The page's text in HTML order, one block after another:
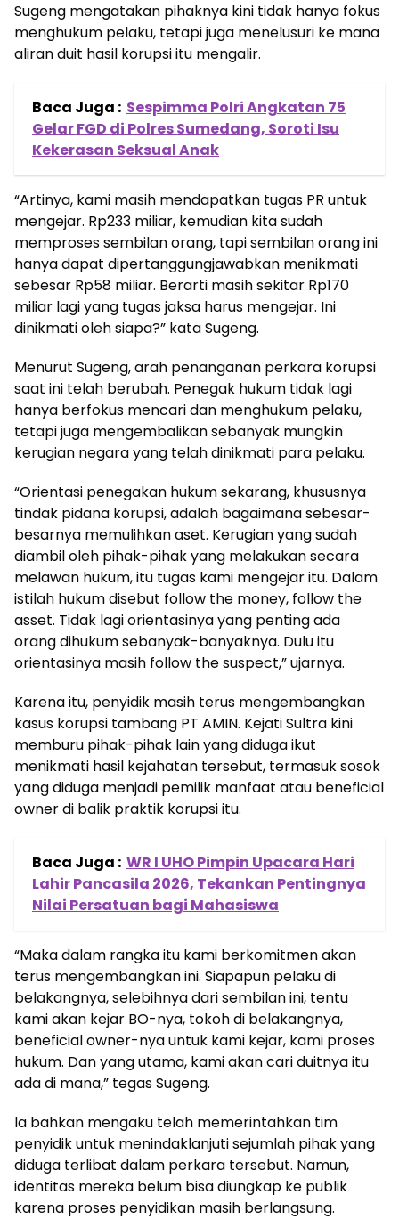
Sugeng mengatakan pihaknya kini tidak hanya fokus
menghukum pelaku, tetapi juga menelusuri ke mana
aliran duit hasil korupsi itu mengalir.
Baca Juga : Sespimma Polri Angkatan 75
Gelar FGD di Polres Sumedang, Soroti Isu
Kekerasan Seksual Anak
“Artinya, kami masih mendapatkan tugas PR untuk
mengejar. Rp233 miliar, kemudian kita sudah
memproses sembilan orang, tapi sembilan orang ini
hanya dapat dipertanggungjawabkan menikmati
sebesar Rp58 miliar. Berarti masih sekitar Rp170
miliar lagi yang tugas jaksa harus mengejar. Ini
dinikmati oleh siapa?” kata Sugeng.
Menurut Sugeng, arah penanganan perkara korupsi
saat ini telah berubah. Penegak hukum tidak lagi
hanya berfokus mencari dan menghukum pelaku,
tetapi juga mengembalikan sebanyak mungkin
kerugian negara yang telah dinikmati para pelaku.
“Orientasi penegakan hukum sekarang, khususnya
tindak pidana korupsi, adalah bagaimana sebesar-
besarnya memulihkan aset. Kerugian yang sudah
diambil oleh pihak-pihak yang melakukan secara
melawan hukum, itu tugas kami mengejar itu. Dalam
istilah hukum disebut follow the money, follow the
asset. Tidak lagi orientasinya yang penting ada
orang dihukum sebanyak-banyaknya. Dulu itu
orientasinya masih follow the suspect,” ujarnya.
Karena itu, penyidik masih terus mengembangkan
kasus korupsi tambang PT AMIN. Kejati Sultra kini
memburu pihak-pihak lain yang diduga ikut
menikmati hasil kejahatan tersebut, termasuk sosok
yang diduga menjadi pemilik manfaat atau beneficial
owner di balik praktik korupsi itu.
Baca Juga : WR I UHO Pimpin Upacara Hari
Lahir Pancasila 2026, Tekankan Pentingnya
Nilai Persatuan bagi Mahasiswa
“Maka dalam rangka itu kami berkomitmen akan
terus mengembangkan ini. Siapapun pelaku di
belakangnya, selebihnya dari sembilan ini, tentu
kami akan kejar BO-nya, tokoh di belakangnya,
beneficial owner-nya untuk kami kejar, kami proses
hukum. Dan yang utama, kami akan cari duitnya itu
ada di mana,” tegas Sugeng.
Ia bahkan mengaku telah memerintahkan tim
penyidik untuk menindaklanjuti sejumlah pihak yang
diduga terlibat dalam perkara tersebut. Namun,
identitas mereka belum bisa diungkap ke publik
karena proses penyidikan masih berlangsung.